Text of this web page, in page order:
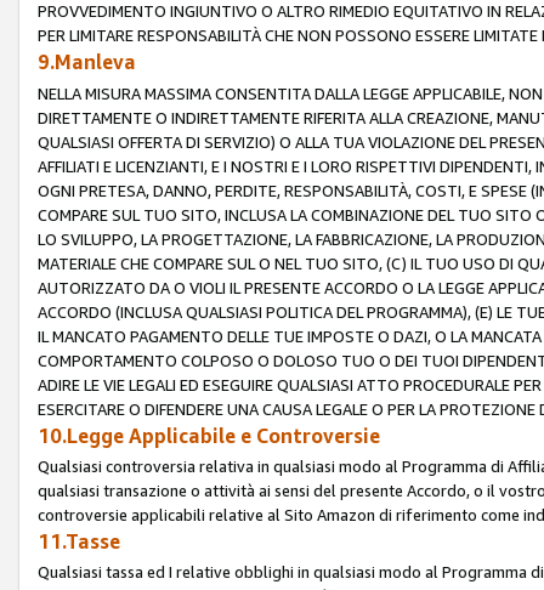
PROVVEDIMENTO INGIUNTIVO O ALTRO RIMEDIO EQUITATIVO IN
PER LIMITARE RESPONSABILITÀ CHE NON POSSONO ESSERE LIMITATE
9.Manleva
NELLA MISURA MASSIMA CONSENTITA DALLA LEGGE APPLICABILE,
DIRETTAMENTE O INDIRETTAMENTE RIFERITA ALLA CREAZIONE,
QUALSIASI OFFERTA DI SERVIZIO) O ALLA TUA VIOLAZIONE DEL
AFFILIATI E LICENZIANTI, E I NOSTRI E I LORO RISPETTIVI
OGNI PRETESA, DANNO, PERDITE, RESPONSABILITÀ, COSTI, E SPESE
COMPARE SUL TUO SITO, INCLUSA LA COMBINAZIONE DEL TUO SITO
LO SVILUPPO, LA PROGETTAZIONE, LA FABBRICAZIONE, LA
MATERIALE CHE COMPARE SUL O NEL TUO SITO, (C) IL TUO USO DI
AUTORIZZATO DA O VIOLI IL PRESENTE ACCORDO O LA LEGGE
ACCORDO (INCLUSA QUALSIASI POLITICA DEL PROGRAMMA), (E) LE
IL MANCATO PAGAMENTO DELLE TUE IMPOSTE O DAZI, O LA
COMPORTAMENTO COLPOSO O DOLOSO TUO O DEI TUOI
ADIRE LE VIE LEGALI ED ESEGUIRE QUALSIASI ATTO PROCEDURALE
ESERCITARE O DIFENDERE UNA CAUSA LEGALE O PER LA
10.Legge Applicabile e Controversie
Qualsiasi controversia relativa in qualsiasi modo al Programma di
qualsiasi transazione o attività ai sensi del presente Accordo, o il
controversie applicabili relative al Sito Amazon di riferimento come
11.Tasse
Qualsiasi tassa ed I relative obblighi in qualsiasi modo al